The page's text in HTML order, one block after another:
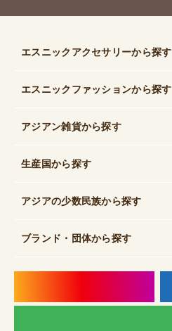
エスニックアクセサリーから探す
エスニックファッションから探す
アジアン雑貨から探す
生産国から探す
アジアの少数民族から探す
ブランド・団体から探す